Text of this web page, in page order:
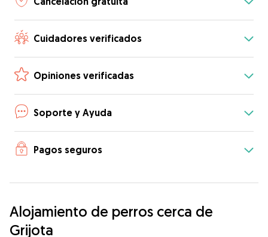
Cuidadores verificados
Opiniones verificadas
Soporte y Ayuda
Pagos seguros
Alojamiento de perros cerca de
Grijota